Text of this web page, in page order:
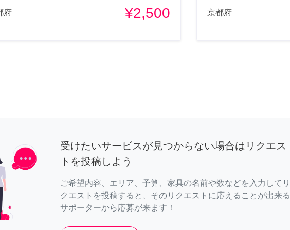
府 ¥2,500 京都府
受けたいサービスが見つからない場合はリクエス
トを投稿しよう
ご希望内容、エリア、予算、家具の名前や数などを入力してリ
クエストを投稿すると、そのリクエストに応えることが出来る
サポーターから応募が来ます！